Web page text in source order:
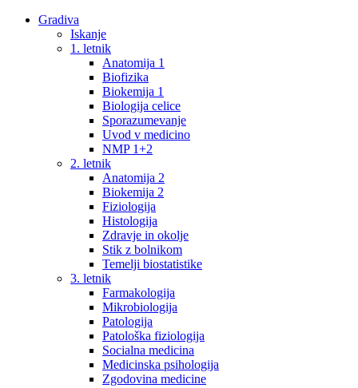
Gradiva
Iskanje
1. letnik
Anatomija 1
Biofizika
Biokemija 1
Biologija celice
Sporazumevanje
Uvod v medicino
NMP 1+2
2. letnik
Anatomija 2
Biokemija 2
Fiziologija
Histologija
Zdravje in okolje
Stik z bolnikom
Temelji biostatistike
3. letnik
Farmakologija
Mikrobiologija
Patologija
Patološka fiziologija
Socialna medicina
Medicinska psihologija
Zgodovina medicine